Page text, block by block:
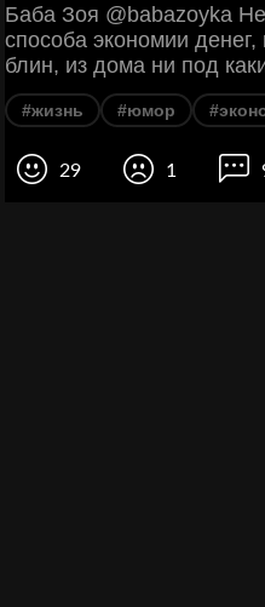
Баба Зоя @babazoyka
способа экономии
блин, из дома ни под
#жизнь #юмор
29 1